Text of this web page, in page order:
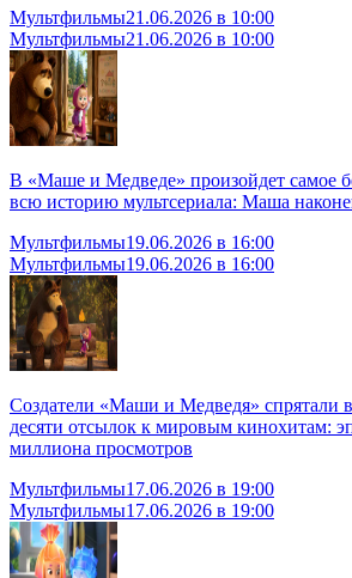
Мультфильмы21.06.2026 в 10:00
Мультфильмы21.06.2026 в 10:00
В «Маше и Медведе» произойдет самое
всю историю мультсериала: Маша
Мультфильмы19.06.2026 в 16:00
Мультфильмы19.06.2026 в 16:00
Создатели «Маши и Медведя» спрятали
десяти отсылок к мировым кинохитам:
миллиона просмотров
Мультфильмы17.06.2026 в 19:00
Мультфильмы17.06.2026 в 19:00